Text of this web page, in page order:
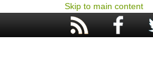
Skip to main content